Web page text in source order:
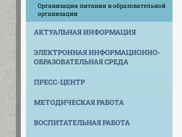
Организация питания в образовательной
организации
АКТУАЛЬНАЯ ИНФОРМАЦИЯ
ЭЛЕКТРОННАЯ ИНФОРМАЦИОННО-
ОБРАЗОВАТЕЛЬНАЯ СРЕДА
ПРЕСС-ЦЕНТР
МЕТОДИЧЕСКАЯ РАБОТА
ВОСПИТАТЕЛЬНАЯ РАБОТА